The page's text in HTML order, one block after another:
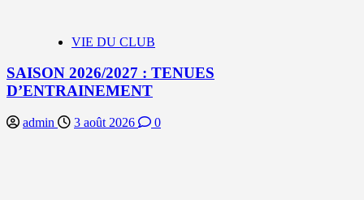
VIE DU CLUB
SAISON 2026/2027 : TENUES
D’ENTRAINEMENT
admin 3 août 2026 0